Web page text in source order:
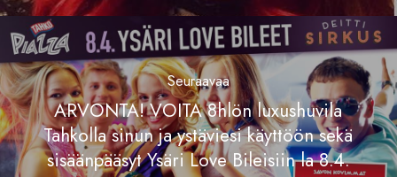
Seuraavaa
ARVONTA! VOITA 8hlön luxushuvila
Tahkolla sinun ja ystäviesi käyttöön sekä
sisäänpääsyt Ysäri Love Bileisiin la 8.4.